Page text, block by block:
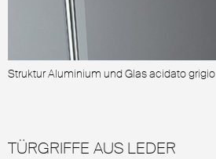
Struktur Aluminium und Glas acidato grigio
TÜRGRIFFE AUS LEDER